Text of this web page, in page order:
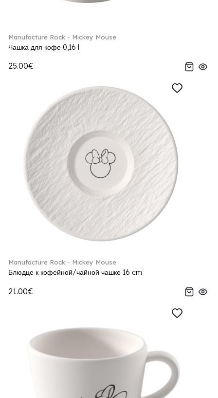
Manufacture Rock - Mickey Mouse
Чашка для кофе 0,16 l
25.00€
Manufacture Rock - Mickey Mouse
Блюдце к кофейной/чайной чашке 16 cm
21.00€